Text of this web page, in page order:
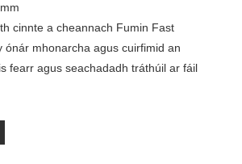
cinnte a cheannach Fumin Fast
ónár mhonarcha agus cuirfimid an
fearr agus seachadadh tráthúil ar fáil